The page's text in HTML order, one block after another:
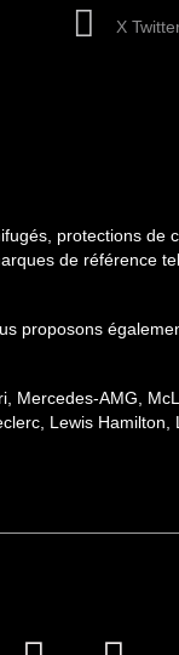
X
protections de
de référence
proposons
Mercedes-AMG,
Lewis Hamilton,